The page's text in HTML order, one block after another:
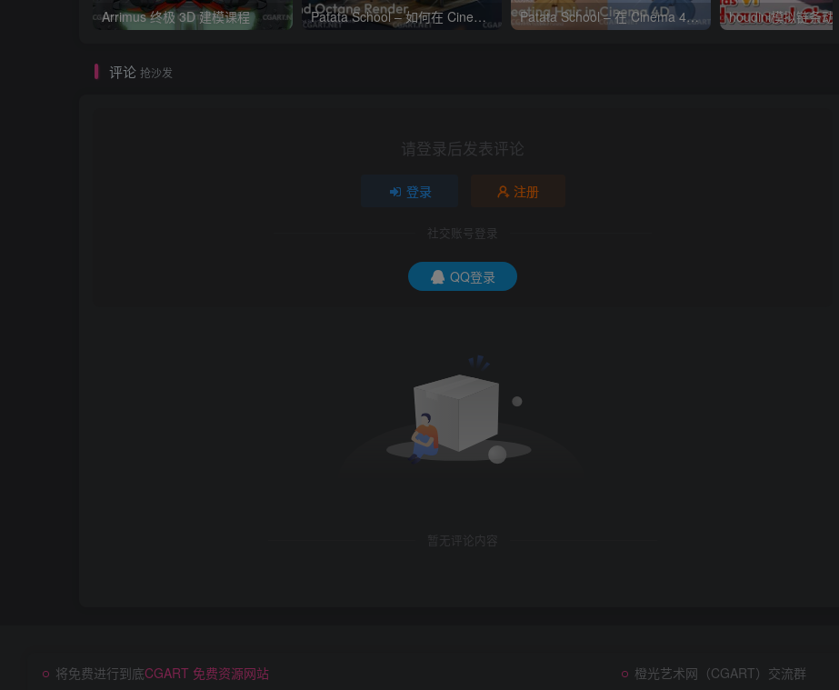
Arrimus 终极 3D 建模课程 Patata School – 如何在 Cinema 4D 和 Octane 中制迷你房间 Patata School – 在 Cinema 4D 中创建毛发教程 houdini模拟链条动画
评论 抢沙发
请登录后发表评论
登录 注册
社交账号登录
QQ登录
暂无评论内容
将免费进行到底CGART 免费资源网站 橙光艺术网（CGART）交流群